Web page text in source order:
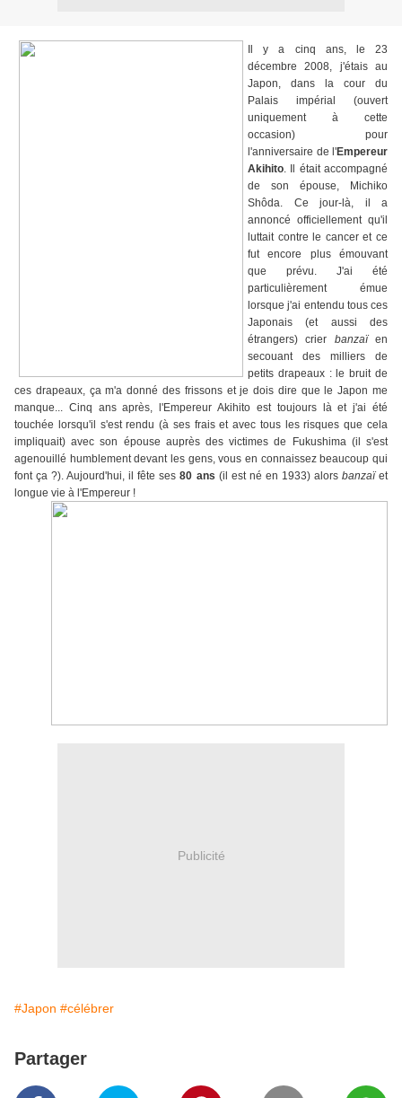
Il y a cinq ans, le 23
décembre 2008, j'étais au
Japon, dans la cour du
Palais impérial (ouvert
uniquement à cette
occasion) pour
l'anniversaire de l'Empereur
Akihito. Il était accompagné
de son épouse, Michiko
Shôda. Ce jour-là, il a
annoncé officiellement qu'il
luttait contre le cancer et ce
fut encore plus émouvant
que prévu. J'ai été
particulièrement émue
lorsque j'ai entendu tous ces
Japonais (et aussi des
étrangers) crier banzaïen
secouant des milliers de
petits drapeaux : le bruit de
ces drapeaux, ça m'a donné des frissons et je dois dire que le Japon me
manque... Cinq ans après, l'Empereur Akihito est toujours là et j'ai été
touchée lorsqu'il s'est rendu (à ses frais et avec tous les risques que cela
impliquait) avec son épouse auprès des victimes de Fukushima (il s'est
agenouillé humblement devant les gens, vous en connaissez beaucoup qui
font ça ?). Aujourd'hui, il fête ses80 ans (il est né en 1933) alors banzaïet
longue vie à l'Empereur !
Publicité
#Japon #célébrer
Partager